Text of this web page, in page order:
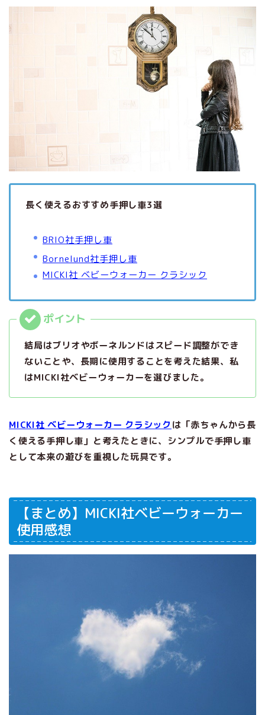
長く使えるおすすめ手押し車3選
BRIO社手押し車
Bornelund社手押し車
MICKI社 ベビーウォーカー クラシック
結局はブリオやボーネルンドはスピード調整ができ
ないことや、長期に使用することを考えた結果、私
はMICKI社ベビーウォーカーを選びました。
MICKI社 ベビーウォーカー クラシック は「赤ちゃんから長
く使える手押し車」と考えたときに、シンプルで手押し車
として本来の遊びを重視した玩具です。
【まとめ】MICKI社ベビーウォーカー
使用感想